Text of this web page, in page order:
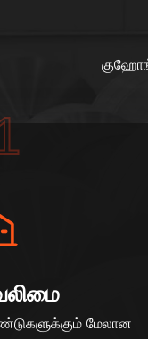
குஹோங்
மேலான